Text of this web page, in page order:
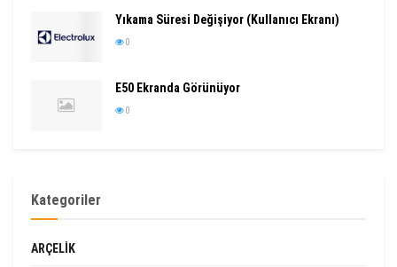
Yıkama Süresi Değişiyor (Kullanıcı Ekranı)
0
E50 Ekranda Görünüyor
0
Kategoriler
ARÇELIK